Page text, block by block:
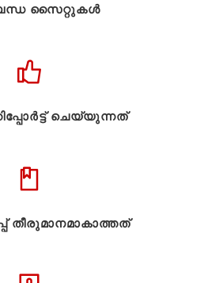
സൈറ്റുകള്‍
ചെയ്യുന്നത്
തീരുമാനമാകാത്തത്